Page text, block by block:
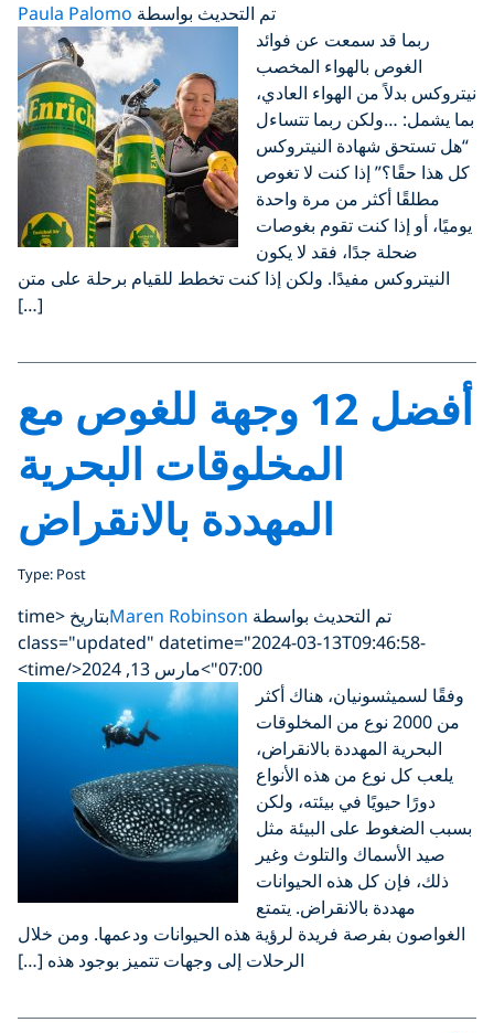
تم التحديث بواسطة Paula Palomo
ربما قد سمعت عن فوائد
الغوص بالهواء المخصب
نيتروكس بدلاً من الهواء العادي،
بما يشمل: …ولكن ربما تتساءل
“هل تستحق شهادة النيتروكس
كل هذا حقًا؟” إذا كنت لا تغوص
مطلقًا أكثر من مرة واحدة
يوميًا، أو إذا كنت تقوم بغوصات
ضحلة جدًا، فقد لا يكون
النيتروكس مفيدًا. ولكن إذا كنت تخطط للقيام برحلة على متن
[…]
أفضل 12 وجهة للغوص مع
المخلوقات البحرية
المهددة بالانقراض
Type: Post
تم التحديث بواسطة Maren Robinson
بتاريخ <time
class="updated" datetime="2024-03-13T09:46:58-
07:00">مارس 13, 2024</time>
وفقًا لسميثسونيان، هناك أكثر
من 2000 نوع من المخلوقات
البحرية المهددة بالانقراض،
يلعب كل نوع من هذه الأنواع
دورًا حيويًا في بيئته، ولكن
بسبب الضغوط على البيئة مثل
صيد الأسماك والتلوث وغير
ذلك، فإن كل هذه الحيوانات
مهددة بالانقراض. يتمتع
الغواصون بفرصة فريدة لرؤية هذه الحيوانات ودعمها. ومن خلال
الرحلات إلى وجهات تتميز بوجود هذه […]